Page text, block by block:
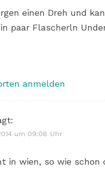
einen Dreh und
paar Flascherln
anmelden
um 09:08 Uhr
in wien, so wie schon